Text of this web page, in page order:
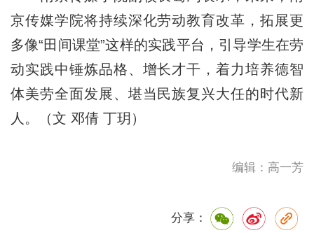
京传媒学院将持续深化劳动教育改革，拓展更
多像“田间课堂”这样的实践平台，引导学生在劳
动实践中锤炼品格、增长才干，着力培养德智
体美劳全面发展、堪当民族复兴大任的时代新
人。（文 邓倩 丁玥）
编辑：高一芳
分享：